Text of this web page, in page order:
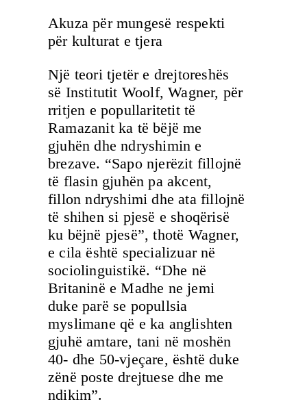
Akuza për mungesë respekti
për kulturat e tjera
Një teori tjetër e drejtoreshës
së Institutit Woolf, Wagner, për
rritjen e popullaritetit të
Ramazanit ka të bëjë me
gjuhën dhe ndryshimin e
brezave. “Sapo njerëzit fillojnë
të flasin gjuhën pa akcent,
fillon ndryshimi dhe ata fillojnë
të shihen si pjesë e shoqërisë
ku bëjnë pjesë”, thotë Wagner,
e cila është specializuar në
sociolinguistikë. “Dhe në
Britaninë e Madhe ne jemi
duke parë se popullsia
myslimane që e ka anglishten
gjuhë amtare, tani në moshën
40- dhe 50-vjeçare, është duke
zënë poste drejtuese dhe me
ndikim”.